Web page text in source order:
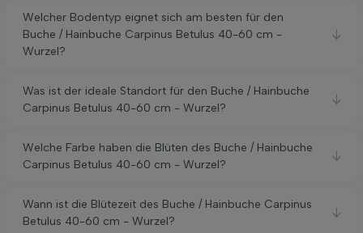
Welcher Bodentyp eignet sich am besten für den
Buche / Hainbuche Carpinus Betulus 40-60 cm -
Wurzel?
Was ist der ideale Standort für den Buche / Hainbuche
Carpinus Betulus 40-60 cm - Wurzel?
Welche Farbe haben die Blüten des Buche / Hainbuche
Carpinus Betulus 40-60 cm - Wurzel?
Wann ist die Blütezeit des Buche / Hainbuche Carpinus
Betulus 40-60 cm - Wurzel?